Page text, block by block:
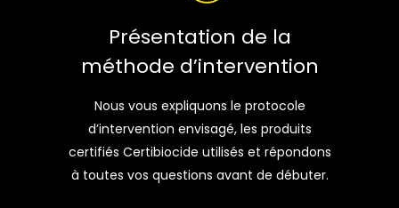
Présentation de la
méthode d’intervention
Nous vous expliquons le protocole
d’intervention envisagé, les produits
certifiés Certibiocide utilisés et répondons
à toutes vos questions avant de débuter.